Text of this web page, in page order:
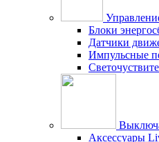
Блоки
Датчики
Импульсные
Аксессуары